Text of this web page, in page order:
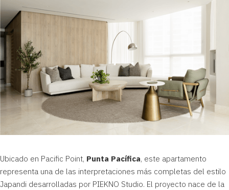
Ubicado en Pacific Point, Punta Pacífica, este apartamento
representa una de las interpretaciones más completas del estilo
Japandi desarrolladas por PIEKNO Studio. El proyecto nace de la